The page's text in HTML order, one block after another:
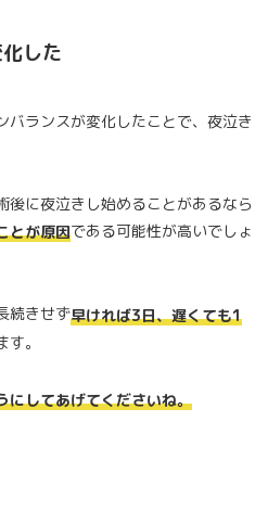
した
バランスが変化したことで、夜泣き
後に夜泣きし始めることがあるなら
とが原因である可能性が高いでしょ
続きせず早ければ3日、遅くても1
。
にしてあげてくださいね。